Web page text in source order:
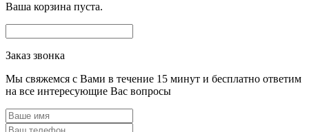
Ваша корзина пуста.
Заказ звонка
Мы свяжемся с Вами в течение 15 минут и бесплатно ответим
на все интересующие Вас вопросы